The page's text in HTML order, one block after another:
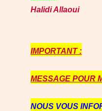
Halidi Allaoui
IMPORTANT :
MESSAGE POUR
NOUS VOUS